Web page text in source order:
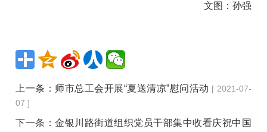
文图：孙强
上一条： 师市总工会开展“夏送清凉”慰问活动 [ 2021-07-
07 ]
下一条：金银川路街道组织党员干部集中收看庆祝中国